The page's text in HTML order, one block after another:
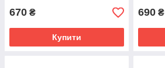
670 ₴
Купити
690 ₴